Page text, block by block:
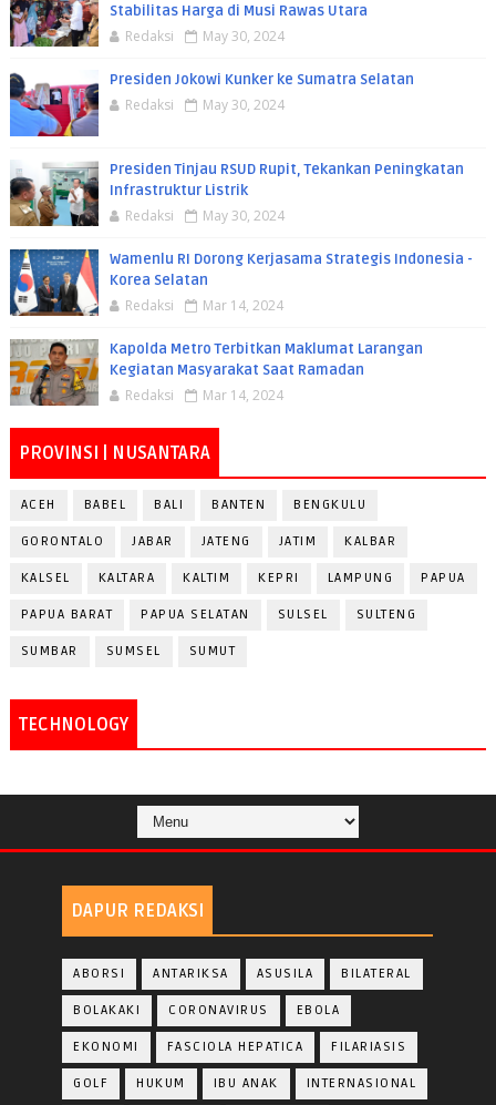
Stabilitas Harga di Musi Rawas Utara
Redaksi May 30, 2024
Presiden Jokowi Kunker ke Sumatra Selatan
Redaksi May 30, 2024
Presiden Tinjau RSUD Rupit, Tekankan Peningkatan
Infrastruktur Listrik
Redaksi May 30, 2024
Wamenlu RI Dorong Kerjasama Strategis Indonesia -
Korea Selatan
Redaksi Mar 14, 2024
Kapolda Metro Terbitkan Maklumat Larangan
Kegiatan Masyarakat Saat Ramadan
Redaksi Mar 14, 2024
PROVINSI | NUSANTARA
ACEH BABEL BALI BANTEN BENGKULU
GORONTALO JABAR JATENG JATIM KALBAR
KALSEL KALTARA KALTIM KEPRI LAMPUNG PAPUA
PAPUA BARAT PAPUA SELATAN SULSEL SULTENG
SUMBAR SUMSEL SUMUT
TECHNOLOGY
DAPUR REDAKSI
ABORSI ANTARIKSA ASUSILA BILATERAL
BOLAKAKI CORONAVIRUS EBOLA
EKONOMI FASCIOLA HEPATICA FILARIASIS
GOLF HUKUM IBU ANAK INTERNASIONAL